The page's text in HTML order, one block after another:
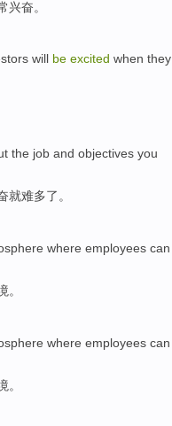
兴奋。
will be excited when they
the job and objectives you
就难多了。
where employees can
。
where employees can
。